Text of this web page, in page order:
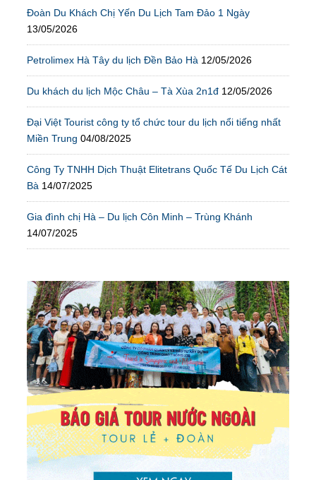
Đoàn Du Khách Chị Yến Du Lịch Tam Đảo 1 Ngày
13/05/2026
Petrolimex Hà Tây du lịch Đền Bảo Hà 12/05/2026
Du khách du lịch Mộc Châu – Tà Xùa 2n1đ 12/05/2026
Đại Việt Tourist công ty tổ chức tour du lịch nổi tiếng nhất
Miền Trung 04/08/2025
Công Ty TNHH Dịch Thuật Elitetrans Quốc Tế Du Lịch Cát
Bà 14/07/2025
Gia đình chị Hà – Du lịch Côn Minh – Trùng Khánh
14/07/2025